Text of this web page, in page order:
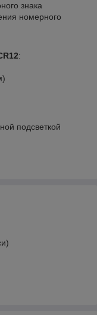
знака
номерного
:
подсветкой